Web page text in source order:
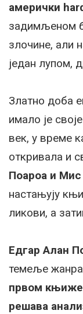
амерички
задимљеном
злочине, али
један лупом,
Златно доба
имало је
век, у време
откривала и
Поароа и
настањују
ликови, а
Едгар Алан
темеље
првом
решава